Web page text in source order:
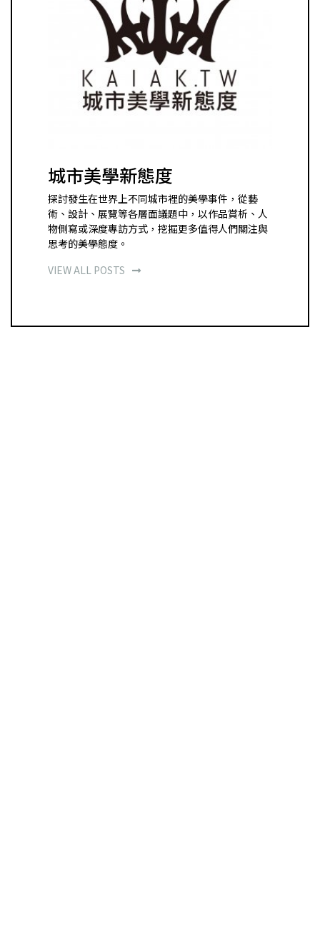
城市美學新態度
探討發生在世界上不同城市裡的美學事件，從藝
術、設計、展覽等各層面議題中，以作品賞析、人
物側寫或深度專訪方式，挖掘更多值得人們關注與
思考的美學態度。
VIEW ALL POSTS